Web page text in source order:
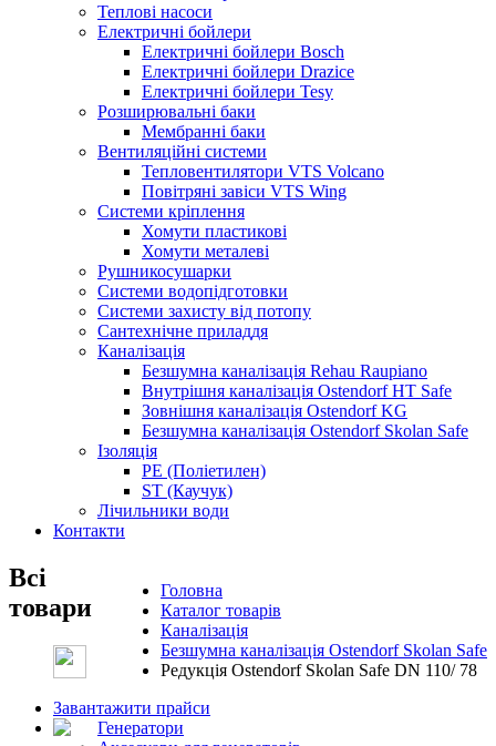
Теплові насоси
Електричні бойлери
Електричні бойлери Bosch
Електричні бойлери Drazice
Електричні бойлери Tesy
Розширювальні баки
Мембранні баки
Вентиляційні системи
Тепловентилятори VTS Volcano
Повітряні завіси VTS Wing
Системи кріплення
Хомути пластикові
Хомути металеві
Рушникосушарки
Системи водопідготовки
Системи захисту від потопу
Сантехнічне приладдя
Каналізація
Безшумна каналізація Rehau Raupiano
Внутрішня каналізація Ostendorf HT Safe
Зовнішня каналізація Ostendorf KG
Безшумна каналізація Ostendorf Skolan Safe
Ізоляція
PE (Поліетилен)
ST (Каучук)
Лічильники води
Контакти
Головна
Каталог товарів
Каналізація
Безшумна каналізація Ostendorf Skolan Safe
Редукція Ostendorf Skolan Safe DN 110/ 78
Всі
товари
Завантажити прайси
Генератори